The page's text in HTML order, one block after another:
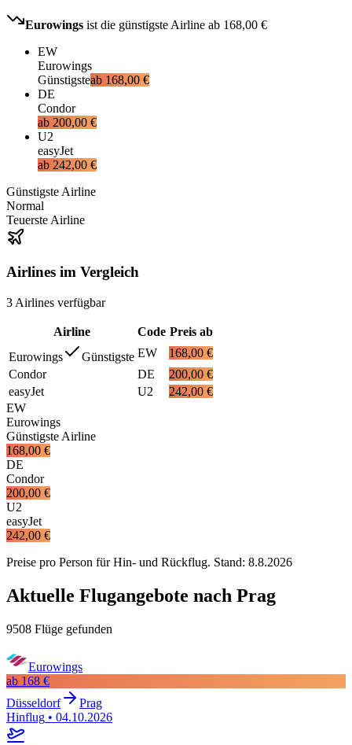
Eurowings ist die günstigste Airline ab 168,00 €
EW
Eurowings
Günstigsteab 168,00 €
DE
Condor
ab 200,00 €
U2
easyJet
ab 242,00 €
Günstigste Airline
Normal
Teuerste Airline
Airlines im Vergleich
3 Airlines verfügbar
Airline Code Preis ab
Eurowings
Günstigste EW
168,00 €
Condor
DE
200,00 €
easyJet
U2
242,00 €
EW
Eurowings
Günstigste Airline
168,00 €
DE
Condor
200,00 €
U2
easyJet
242,00 €
Preise pro Person für Hin- und Rückflug. Stand: 8.8.2026
Aktuelle Flugangebote nach Prag
9508 Flüge gefunden
Eurowings
ab 168 €
Düsseldorf
Prag
Hinflug • 04.10.2026